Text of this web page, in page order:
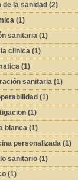
de la sanidad (2)
(1)
sanitaria (1)
clinica (1)
(1)
sanitaria (1)
(1)
(1)
blanca (1)
personalizada (1)
sanitario (1)
(1)